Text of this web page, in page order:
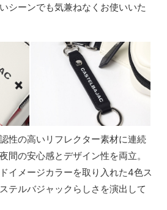
シーンでも気兼ねなくお使いいた
性の高いリフレクター素材に連続
間の安心感とデザイン性を両立。
イメージカラーを取り入れた4色ス
テルバジャックらしさを演出して